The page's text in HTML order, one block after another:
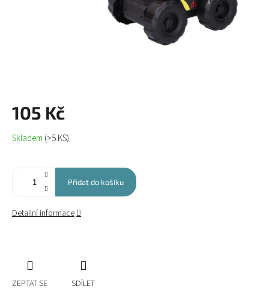
105 Kč
Měrná
cena:
Skladem (>5 KS)
Přidat do košíku
Detailní informace
ZEPTAT SE SDÍLET